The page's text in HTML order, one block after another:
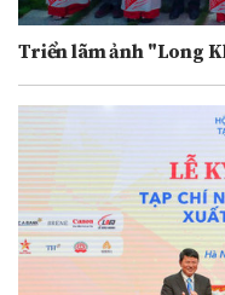
Triển lãm ảnh "Long